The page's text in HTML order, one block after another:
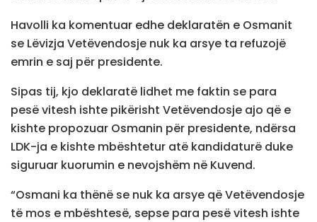
Havolli ka komentuar edhe deklaratën e Osmanit
se Lëvizja Vetëvendosje nuk ka arsye ta refuzojë
emrin e saj për presidente.
Sipas tij, kjo deklaratë lidhet me faktin se para
pesë vitesh ishte pikërisht Vetëvendosje ajo që e
kishte propozuar Osmanin për presidente, ndërsa
LDK-ja e kishte mbështetur atë kandidaturë duke
siguruar kuorumin e nevojshëm në Kuvend.
“Osmani ka thënë se nuk ka arsye që Vetëvendosje
të mos e mbështesë, sepse para pesë vitesh ishte